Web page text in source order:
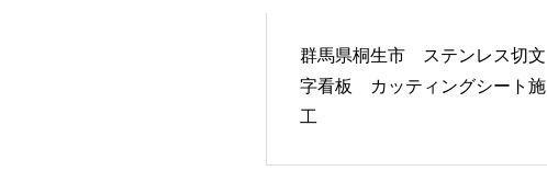
群馬県桐生市 ステンレス切文
字看板 カッティングシート施
工